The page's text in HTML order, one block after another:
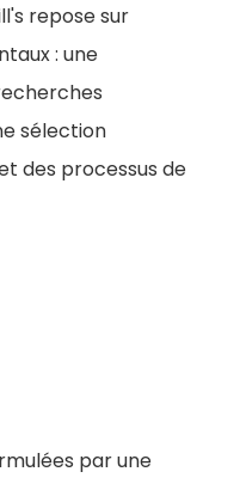
repose sur
: une
sélection
des processus de
par une